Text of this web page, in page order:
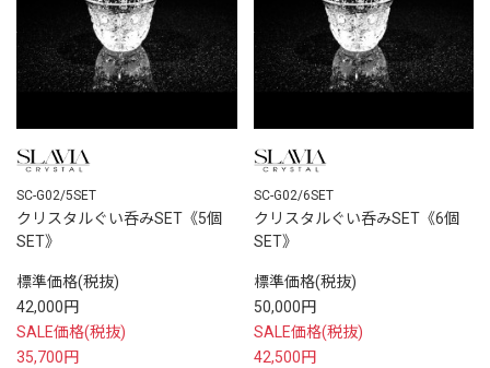
SC-G02/5SET
クリスタルぐい呑みSET《5個
SET》
標準価格(税抜)
42,000円
SALE価格(税抜)
35,700円
SC-G02/6SET
クリスタルぐい呑みSET《6個
SET》
標準価格(税抜)
50,000円
SALE価格(税抜)
42,500円